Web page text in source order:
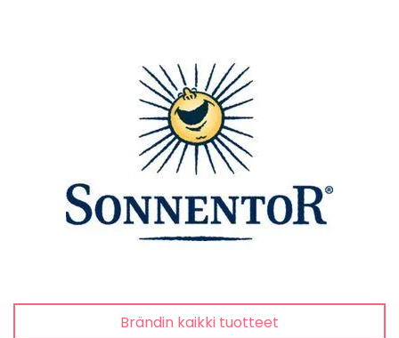
Brändin kaikki tuotteet